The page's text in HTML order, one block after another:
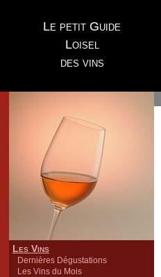
Le petit Guide
Loisel
des vins
Les Vins
Dernières Dégustations
Les Vins du Mois